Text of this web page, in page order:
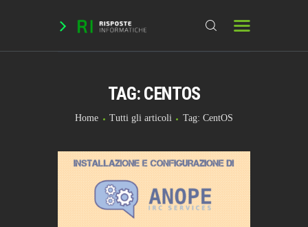
TAG: CENTOS
Home Tutti gli articoli Tag: CentOS
DOMANDE & RICHIESTE
BLOG
CHAT
FORUM